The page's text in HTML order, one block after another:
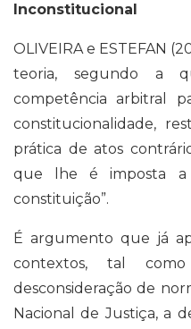
Inconstitucional
OLIVEIRA e ESTEFAN
teoria, segundo a
competência arbitral
constitucionalidade,
prática de atos
que lhe é imposta a
constituição”.
É argumento que já
contextos, tal
desconsideração de
Nacional de Justiça, a